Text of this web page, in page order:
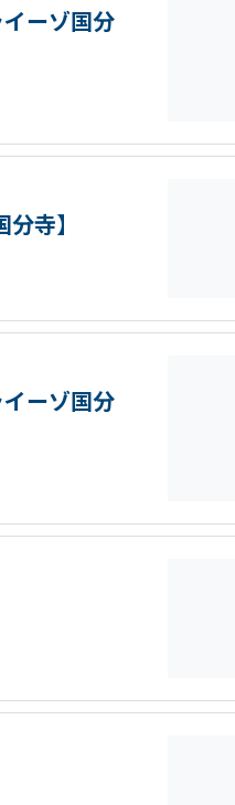
ーゾ国分
寺】
ーゾ国分